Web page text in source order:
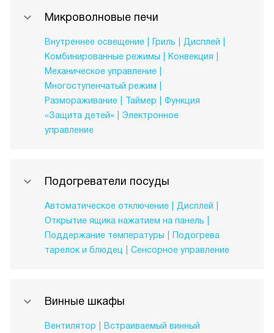
Микроволновые печи
Внутреннее освещение Гриль
Дисплей
Комбинированные режимы
Конвекция
Механическое управление
Многоступенчатый режим
Размораживание
Таймер
Функция
«Защита детей»
Электронное
управление
Подогреватели посуды
Автоматическое отключение
Дисплей
Открытие ящика нажатием на панель
Поддержание температуры
Подогрева
тарелок и блюдец
Сенсорное управление
Винные шкафы
Вентилятор
Встраиваемый винный